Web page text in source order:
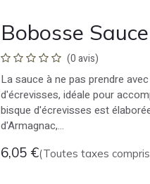
Bobosse
(0 avis)
La sauce à ne pas prendre
d'écrevisses, idéale pour
bisque d'écrevisses est
d'Armagnac,…
6,05 €(Toutes taxes